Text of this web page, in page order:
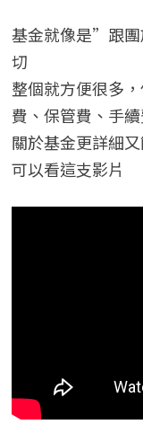
基金就像是”跟
切
整個就方便很多
費、保管費、手
關於基金更詳細
可以看這支影片